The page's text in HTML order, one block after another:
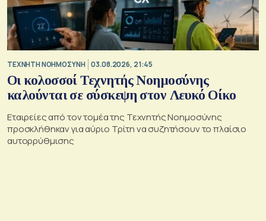
TΕΧΝΗΤΗ ΝΟΗΜΟΣΥΝΗ 03.08.2026, 21:45
Οι κολοσσοί Τεχνητής Νοημοσύνης
καλούνται σε σύσκεψη στον Λευκό Οίκο
Εταιρείες από τον τομέα της Τεχνητής Νοημοσύνης
προσκλήθηκαν για αύριο Τρίτη να συζητήσουν το πλαίσιο
αυτορρύθμισης